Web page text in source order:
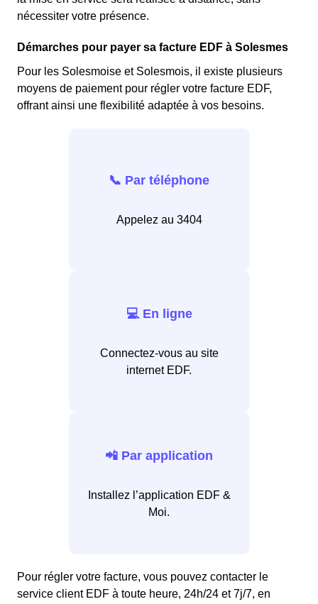
nécessiter votre présence.
Démarches pour payer sa facture EDF à Solesmes
Pour les Solesmoise et Solesmois, il existe plusieurs
moyens de paiement pour régler votre facture EDF,
offrant ainsi une flexibilité adaptée à vos besoins.
📞 Par téléphone
Appelez au 3404
💻 En ligne
Connectez-vous au site
internet EDF.
📲 Par application
Installez l’application EDF &
Moi.
Pour régler votre facture, vous pouvez contacter le
service client EDF à toute heure, 24h/24 et 7j/7, en